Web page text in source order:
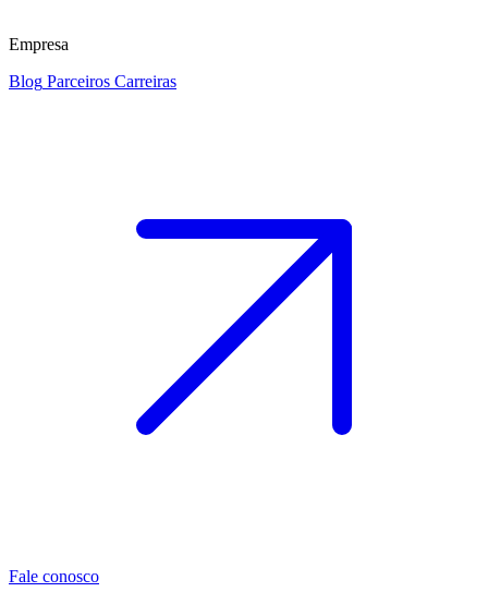
Empresa
Blog Parceiros Carreiras
Fale conosco